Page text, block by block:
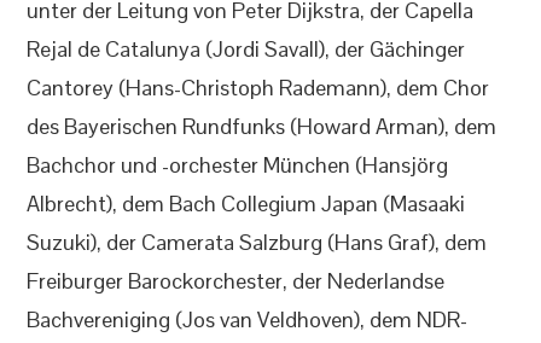
unter der Leitung von Peter Dijkstra, der Capella
Rejal de Catalunya (Jordi Savall), der Gächinger
Cantorey (Hans-Christoph Rademann), dem Chor
des Bayerischen Rundfunks (Howard Arman), dem
Bachchor und -orchester München (Hansjörg
Albrecht), dem Bach Collegium Japan (Masaaki
Suzuki), der Camerata Salzburg (Hans Graf), dem
Freiburger Barockorchester, der Nederlandse
Bachvereniging (Jos van Veldhoven), dem NDR-